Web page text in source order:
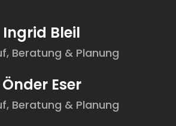
Ingrid Bleil
Beratung & Planung
Önder Eser
Beratung & Planung